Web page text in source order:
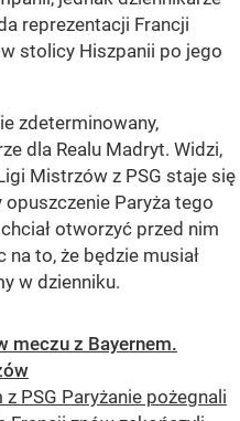
reprezentacji Francji
stolicy Hiszpanii po jego
zdeterminowany,
dla Realu Madryt. Widzi,
Mistrzów z PSG staje się
Paryża tego
otworzyć przed nim
to, że będzie musiał
w dzienniku.
meczu z Bayernem.
PSG Paryżanie pożegnali